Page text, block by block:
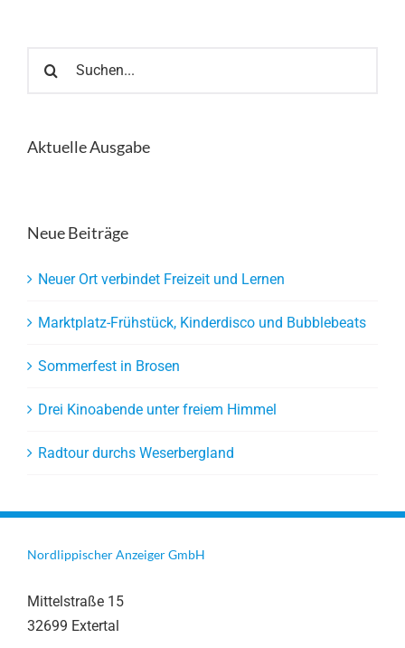
nach:
Aktuelle Ausgabe
Neue Beiträge
Neuer Ort verbindet Freizeit und Lernen
Marktplatz-Frühstück, Kinderdisco und Bubblebeats
Sommerfest in Brosen
Drei Kinoabende unter freiem Himmel
Radtour durchs Weserbergland
Nordlippischer Anzeiger GmbH
Mittelstraße 15
32699 Extertal